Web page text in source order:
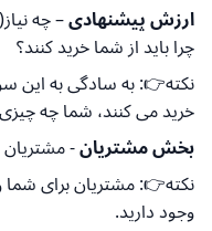
ارزش پیشنهادی– چه
چرا باید از شما خرید کنند؟
نکته👉: به سادگی به این
خرید می کنند، شما چه
بخش مشتریان-
نکته👉: مشتریان برای شما
وجود دارید.